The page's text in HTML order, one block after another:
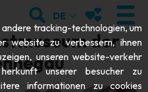
SUCHEN
DE MEINE
der
tracking-technologien, um
website zu verbessern, ihnen
unseren website-verkehr
unserer besucher zu
informationen zu cookies